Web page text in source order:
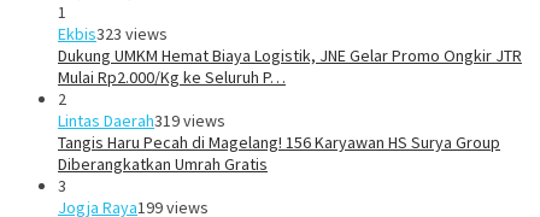
1
Ekbis323 views
Dukung UMKM Hemat Biaya Logistik, JNE Gelar Promo Ongkir JTR
Mulai Rp2.000/Kg ke Seluruh P…
2
Lintas Daerah319 views
Tangis Haru Pecah di Magelang! 156 Karyawan HS Surya Group
Diberangkatkan Umrah Gratis
3
Jogja Raya199 views